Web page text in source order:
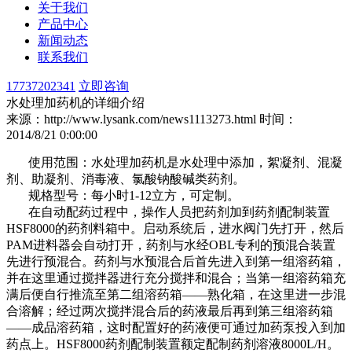
关于我们
产品中心
新闻动态
联系我们
17737202341 立即咨询
水处理加药机的详细介绍
来源：http://www.lysank.com/news1113273.html 时间：
2014/8/21 0:00:00
使用范围：水处理加药机是水处理中添加，絮凝剂、混凝
剂、助凝剂、消毒液、氯酸钠酸碱类药剂。
规格型号：每小时1-12立方，可定制。
在自动配药过程中，操作人员把药剂加到药剂配制装置
HSF8000的药剂料箱中。启动系统后，进水阀门先打开，然后
PAM进料器会自动打开，药剂与水经OBL专利的预混合装置
先进行预混合。药剂与水预混合后首先进入到第一组溶药箱，
并在这里通过搅拌器进行充分搅拌和混合；当第一组溶药箱充
满后便自行推流至第二组溶药箱――熟化箱，在这里进一步混
合溶解；经过两次搅拌混合后的药液最后再到第三组溶药箱
――成品溶药箱，这时配置好的药液便可通过加药泵投入到加
药点上。HSF8000药剂配制装置额定配制药剂溶液8000L/H。